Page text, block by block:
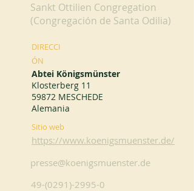
Sankt Ottilien Congregation
(Congregación de Santa Odilia)
DIRECCI
ÓN
Abtei Königsmünster
Klosterberg 11
59872 MESCHEDE
Alemania
Sitio web
https://www.koenigsmuenster.de/
presse@koenigsmuenster.de
49-(0291)-2995-0